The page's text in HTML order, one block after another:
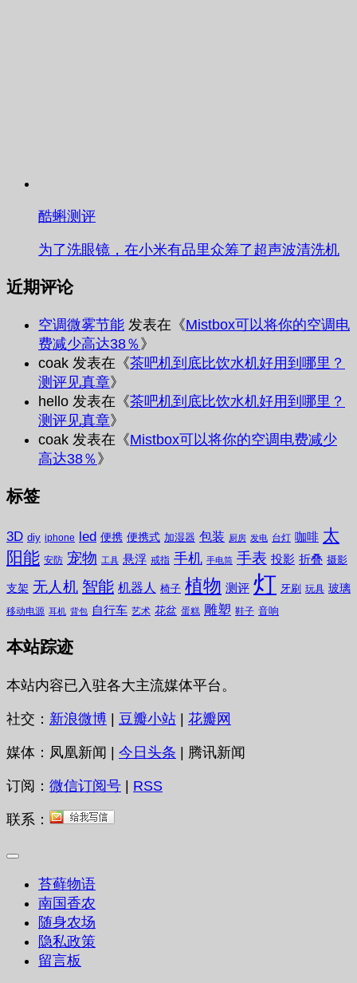
酷蝌测评
为了洗眼镜，在小米有品里众筹了超声波清洗机
近期评论
空调微雾节能 发表在《Mistbox可以将你的空调电
费减少高达38％ 》
coak 发表在《茶吧机到底比饮水机好用到哪里？
测评见真章》
hello 发表在《茶吧机到底比饮水机好用到哪里？
测评见真章》
coak 发表在《Mistbox可以将你的空调电费减少
高达38％ 》
标签
3D diy iphone led 便携 便携式 加湿器 包装 厨房 发电 台灯 咖啡 太
阳能 安防 宠物 工具 悬浮 戒指 手机 手电筒 手表 投影 折叠 摄影
支架 无人机 智能 机器人 椅子 植物 测评 灯 牙刷 玩具 玻璃
移动电源 耳机 背包 自行车 艺术 花盆 蛋糕 雕塑 鞋子 音响
本站踪迹
本站内容已入驻各大主流媒体平台。
社交： 新浪微博 | 豆瓣小站 | 花瓣网
媒体：凤凰新闻 | 今日头条 | 腾讯新闻
订阅： 微信订阅号 | RSS
联系：
苔藓物语
南国香农
随身农场
隐私政策
留言板